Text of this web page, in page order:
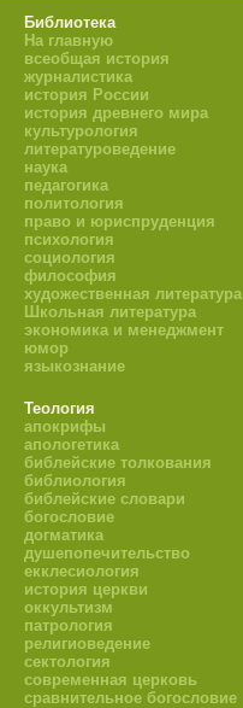
Библиотека
На главную
всеобщая история
журналистика
история России
история древнего мира
культурология
литературоведение
наука
педагогика
политология
право и юриспруденция
психология
социология
философия
художественная литература
Школьная литература
экономика и менеджмент
юмор
языкознание
Теология
апокрифы
апологетика
библейские толкования
библиология
библейские словари
богословие
догматика
душепопечительство
екклесиология
история церкви
оккультизм
патрология
религиоведение
сектология
современная церковь
сравнительное богословие